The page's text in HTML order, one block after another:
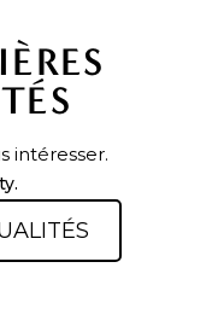
intéresser.